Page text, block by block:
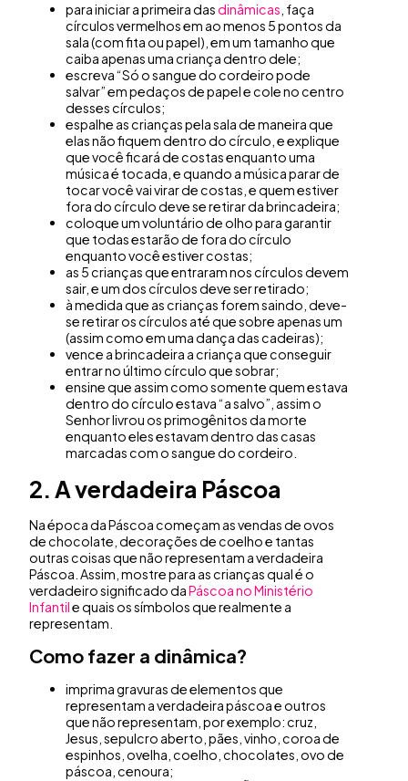
para iniciar a primeira dasdinâmicas , faça
círculos vermelhos em ao menos 5 pontos da
sala (com fita ou papel), em um tamanho que
caiba apenas uma criança dentro dele;
escreva “Só o sangue do cordeiro pode
salvar” em pedaços de papel e cole no centro
desses círculos;
espalhe as crianças pela sala de maneira que
elas não fiquem dentro do círculo, e explique
que você ficará de costas enquanto uma
música é tocada, e quando a música parar de
tocar você vai virar de costas, e quem estiver
fora do círculo deve se retirar da brincadeira;
coloque um voluntário de olho para garantir
que todas estarão de fora do círculo
enquanto você estiver costas;
as 5 crianças que entraram nos círculos devem
sair, e um dos círculos deve ser retirado;
à medida que as crianças forem saindo, deve-
se retirar os círculos até que sobre apenas um
(assim como em uma dança das cadeiras);
vence a brincadeira a criança que conseguir
entrar no último círculo que sobrar;
ensine que assim como somente quem estava
dentro do círculo estava “a salvo”, assim o
Senhor livrou os primogênitos da morte
enquanto eles estavam dentro das casas
marcadas com o sangue do cordeiro.
2. A verdadeira Páscoa
Na época da Páscoa começam as vendas de ovos
de chocolate, decorações de coelho e tantas
outras coisas que não representam a verdadeira
Páscoa. Assim, mostre para as crianças qual é o
verdadeiro significado daPáscoa no Ministério
Infantile quais os símbolos que realmente a
representam.
Como fazer a dinâmica?
imprima gravuras de elementos que
representam a verdadeira páscoa e outros
que não representam, por exemplo: cruz,
Jesus, sepulcro aberto, pães, vinho, coroa de
espinhos, ovelha, coelho, chocolates, ovo de
páscoa, cenoura;